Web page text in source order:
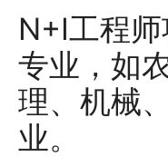
N+I工程
专业，如
理、机械
业。